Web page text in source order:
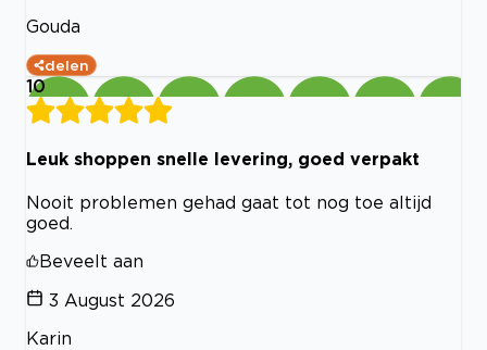
Gouda
delen
10
Leuk shoppen snelle levering, goed verpakt
Nooit problemen gehad gaat tot nog toe altijd
goed.
Beveelt aan
3 August 2026
Karin